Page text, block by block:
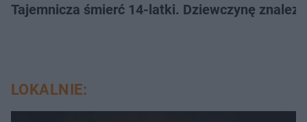
Tajemnicza śmierć 14-latki. Dziewczynę
LOKALNIE: